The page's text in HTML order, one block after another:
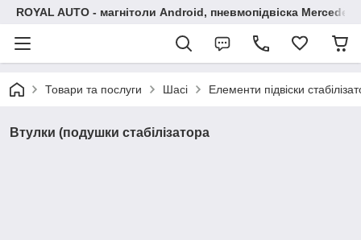
ROYAL AUTO - магнітоли Android, пневмопідвіска
Товари та послуги Шасі Елементи підвіски
Втулки (подушки стабілізатора